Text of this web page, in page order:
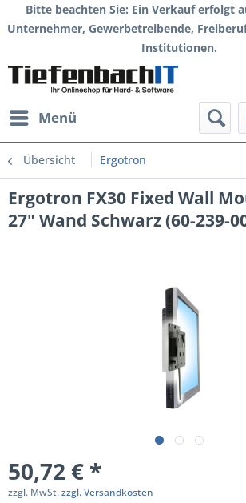
Bitte beachten Sie: Ein Verkauf erfolgt
Unternehmer, Gewerbetreibende,
Institutionen.
Menü
Übersicht Ergotron
Ergotron FX30 Fixed Wall
27" Wand Schwarz (60-239-
50,72 € *
zzgl. MwSt.zzgl. Versandkosten